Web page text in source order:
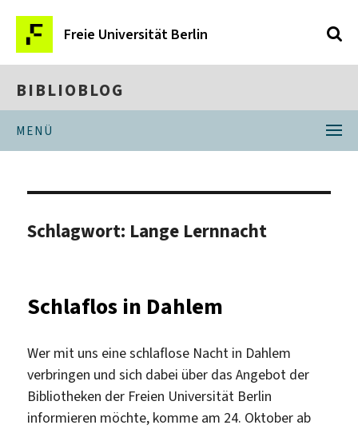
Freie Universität Berlin
BIBLIOBLOG
MENÜ
Schlagwort: Lange Lernnacht
Schlaflos in Dahlem
Wer mit uns eine schlaflose Nacht in Dahlem
verbringen und sich dabei über das Angebot der
Bibliotheken der Freien Universität Berlin
informieren möchte, komme am 24. Oktober ab